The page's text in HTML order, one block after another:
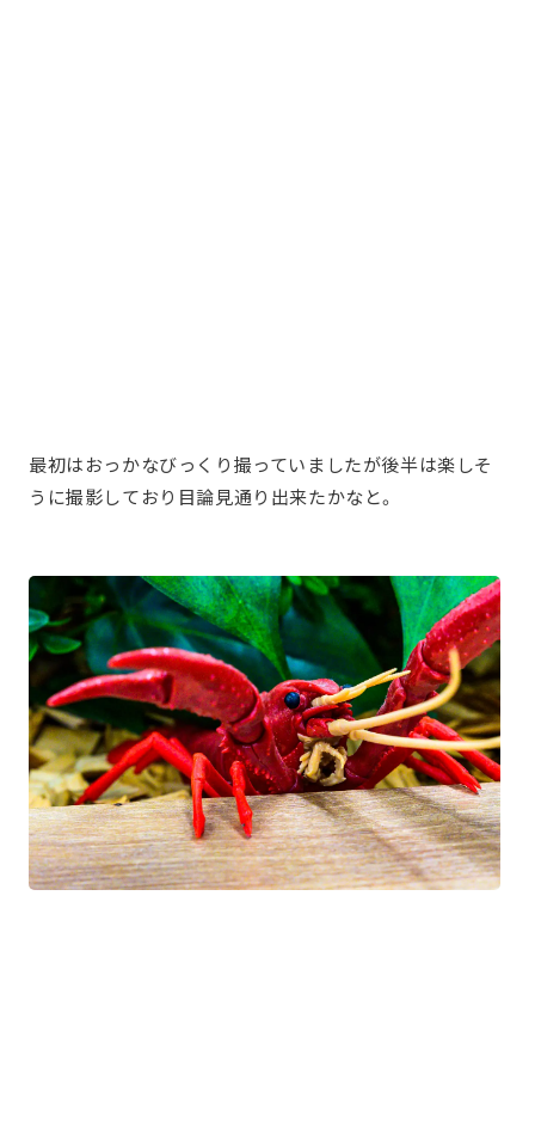
最初はおっかなびっくり撮っていましたが後半は楽しそ
うに撮影しており目論見通り出来たかなと。